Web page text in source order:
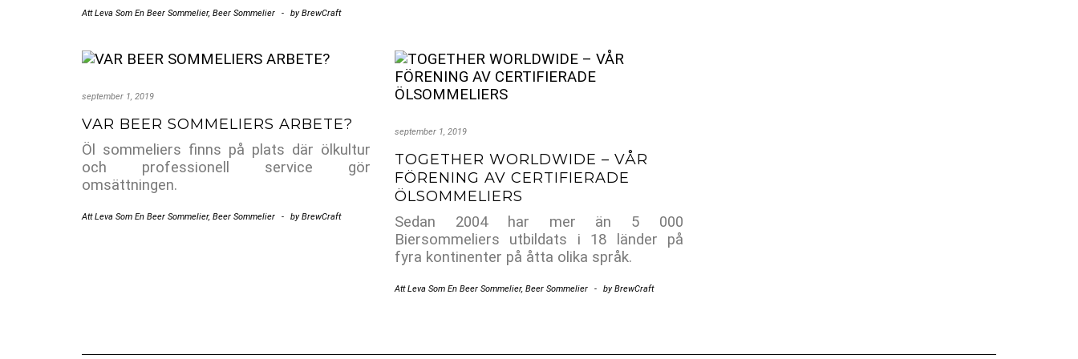
Att Leva Som En Beer Sommelier, Beer Sommelier - byBrewCraft
september 1, 2019
VAR BEER SOMMELIERS ARBETE?
Öl sommeliers finns på plats där ölkultur
och professionell service gör
omsättningen.
Att Leva Som En Beer Sommelier, Beer Sommelier - byBrewCraft
september 1, 2019
TOGETHER WORLDWIDE – VÅR
FÖRENING AV CERTIFIERADE
ÖLSOMMELIERS
Sedan 2004 har mer än 5 000
Biersommeliers utbildats i 18 länder på
fyra kontinenter på åtta olika språk.
Att Leva Som En Beer Sommelier, Beer Sommelier - byBrewCraft